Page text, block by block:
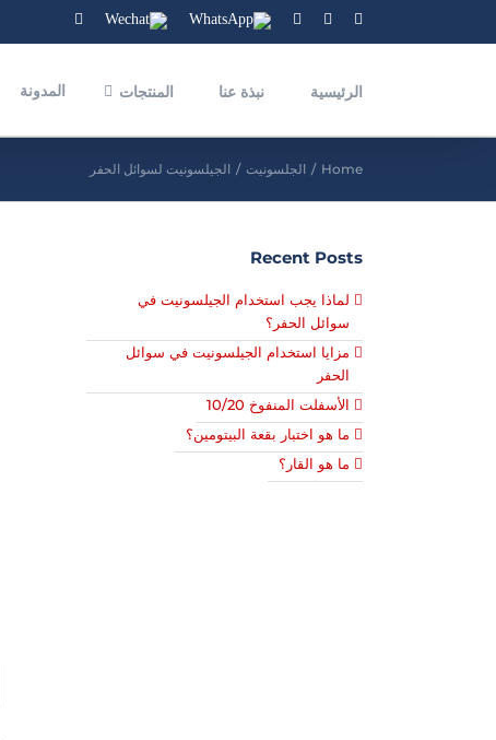
Facebook
Linkedin
Instagram
WhatsApp
Wechat
الرئيسية نبذة عنا المنتجات المدونة
Home
/ الجلسونيت / الجيلسونيت لسوائل الحفر
Recent Posts
لماذا يجب استخدام الجيلسونيت في
سوائل الحفر؟
مزايا استخدام الجيلسونيت في سوائل
الحفر
الأسفلت المنفوخ 10/20
ما هو اختبار بقعة البيتومين؟
ما هو القار؟